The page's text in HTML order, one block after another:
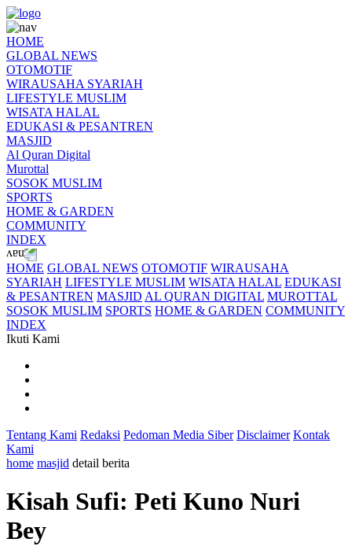
HOME
GLOBAL NEWS
OTOMOTIF
WIRAUSAHA SYARIAH
LIFESTYLE MUSLIM
WISATA HALAL
EDUKASI & PESANTREN
MASJID
Al Quran Digital
Murottal
SOSOK MUSLIM
SPORTS
HOME & GARDEN
COMMUNITY
INDEX
HOME GLOBAL NEWS OTOMOTIF WIRAUSAHA
SYARIAH LIFESTYLE MUSLIM WISATA HALAL EDUKASI
& PESANTREN MASJID AL QURAN DIGITAL MUROTTAL
SOSOK MUSLIM SPORTS HOME & GARDEN COMMUNITY
INDEX
Ikuti Kami
Tentang Kami Redaksi Pedoman Media Siber Disclaimer Kontak
Kami
home masjid detail berita
Kisah Sufi: Peti Kuno Nuri
Bey